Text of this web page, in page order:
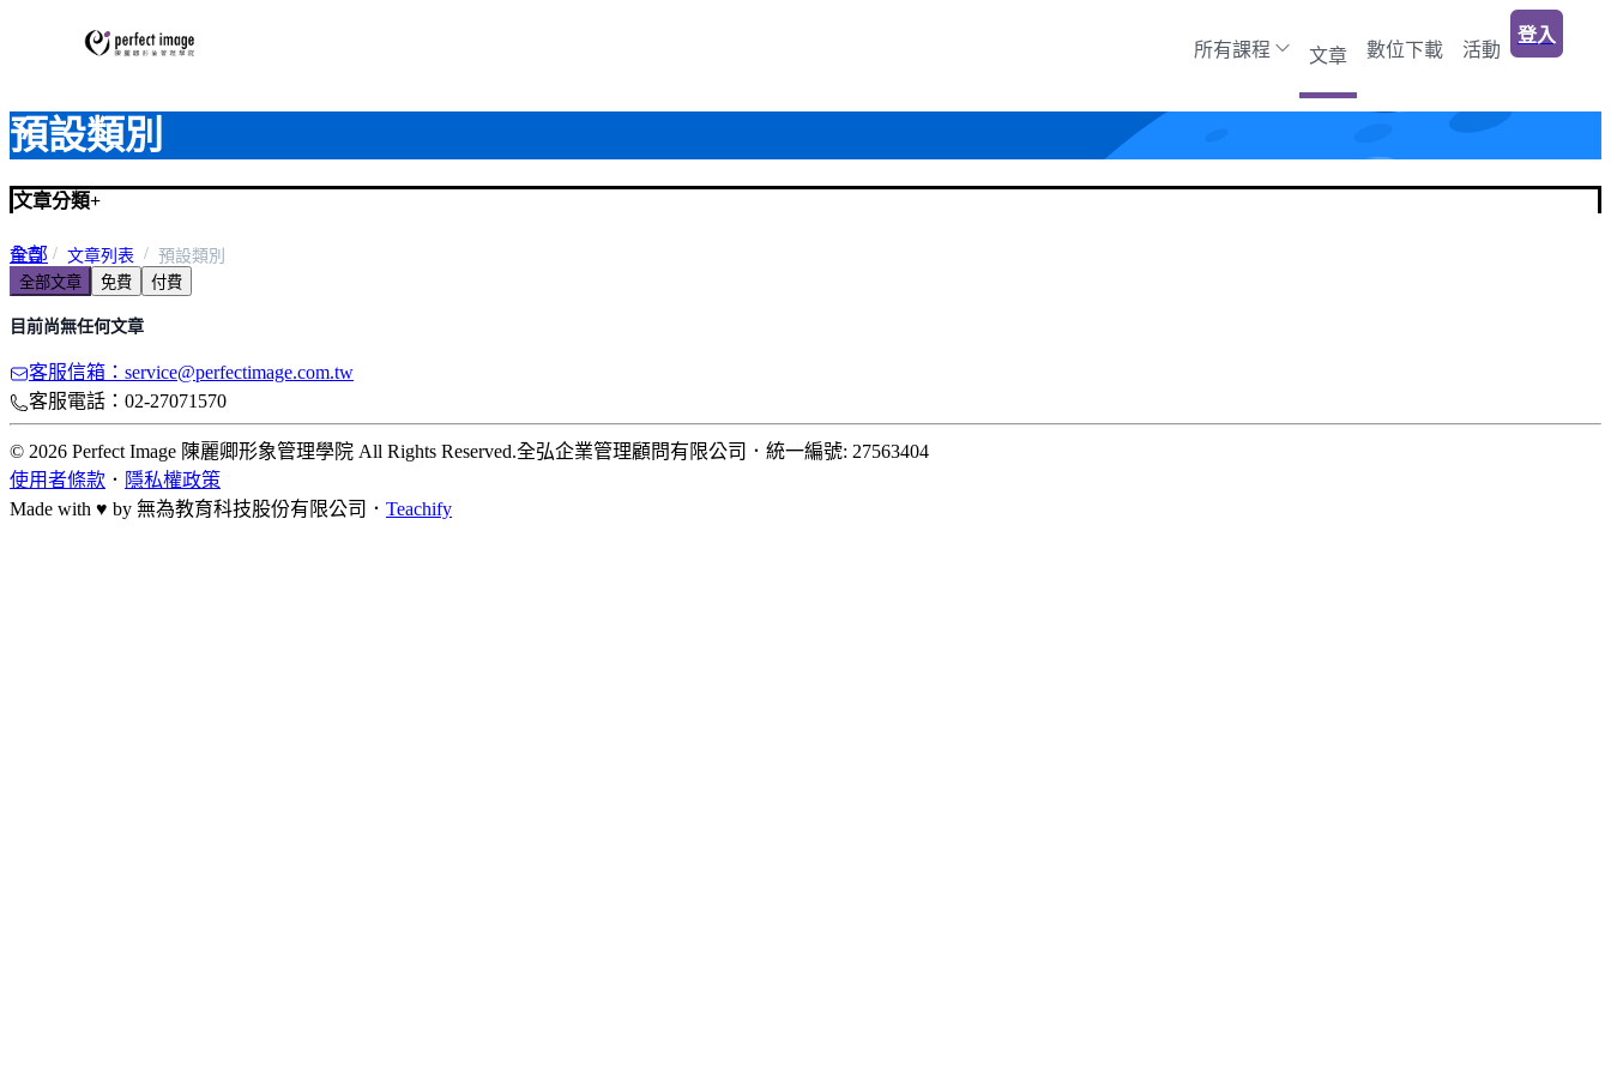
所有課程 文章 數位下載 活動
登入
預設類別
文章分類+
全部
預設類別
首頁 文章列表
預設類別
全部文章
免費 付費
目前尚無任何文章
客服信箱：service@perfectimage.com.tw
客服電話：02-27071570
© 2026 Perfect Image 陳麗卿形象管理學院 All Rights Reserved.全弘企業管理顧問有限公司 ． 統一編號: 27563404
使用者條款 ． 隱私權政策
Made with ♥ by 無為教育科技股份有限公司． Teachify